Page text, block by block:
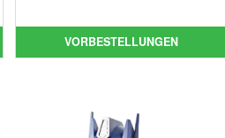
€86.05
ist:
€72.48.
VORBESTELLUNGEN